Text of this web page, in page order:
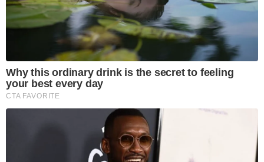
Why this ordinary drink is the secret to feeling
your best every day
CTA FAVORITE